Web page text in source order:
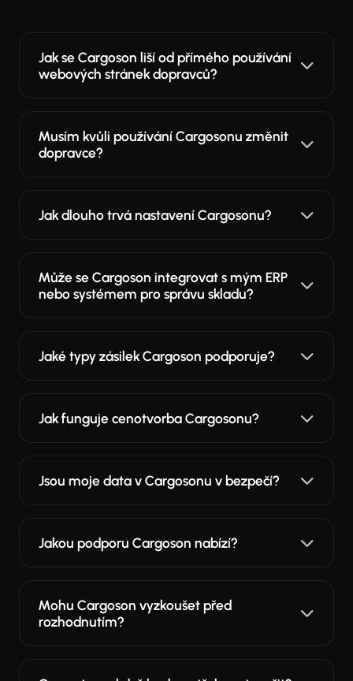
Jak se Cargoson liší od přímého používání
webových stránek dopravců?
Musím kvůli používání Cargosonu změnit
dopravce?
Jak dlouho trvá nastavení Cargosonu?
Může se Cargoson integrovat s mým ERP
nebo systémem pro správu skladu?
Jaké typy zásilek Cargoson podporuje?
Jak funguje cenotvorba Cargosonu?
Jsou moje data v Cargosonu v bezpečí?
Jakou podporu Cargoson nabízí?
Mohu Cargoson vyzkoušet před
rozhodnutím?